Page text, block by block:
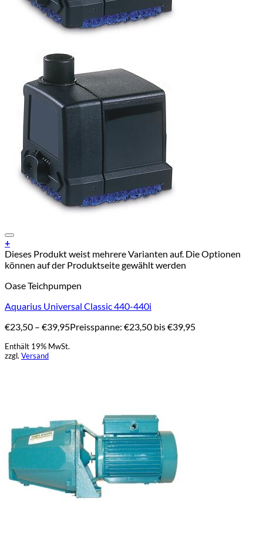
+
Dieses Produkt weist mehrere Varianten auf. Die Optionen
können auf der Produktseite gewählt werden
Oase Teichpumpen
Aquarius Universal Classic 440-440i
€23,50 – €39,95Preisspanne: €23,50 bis €39,95
Enthält 19% MwSt.
zzgl. Versand